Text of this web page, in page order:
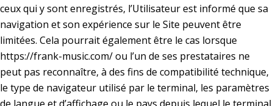
ceux qui y sont enregistrés, l’Utilisateur est informé que sa
navigation et son expérience sur le Site peuvent être
limitées. Cela pourrait également être le cas lorsque
https://frank-music.com/ou l’un de ses prestataires ne
peut pas reconnaître, à des fins de compatibilité technique,
le type de navigateur utilisé par le terminal, les paramètres